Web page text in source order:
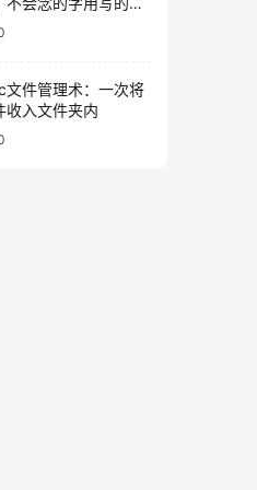
文件管理术：一次将
收入文件夹内